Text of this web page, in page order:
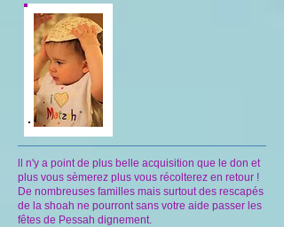
ll n'y a point de plus belle acquisition que le don et
plus vous sèmerez plus vous récolterez en retour !
De nombreuses familles mais surtout des rescapés
de la shoah ne pourront sans votre aide passer les
fêtes de Pessah dignement.